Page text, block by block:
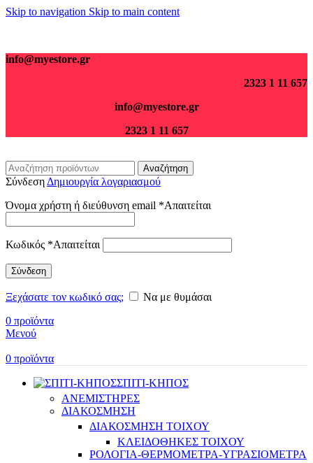
Skip to navigation Skip to main content
info@myestore.gr
2323 1 11 657
info@myestore.gr
2323 1 11 657
Αναζήτηση
Σύνδεση Δημιουργία λογαριασμού
Όνομα χρήστη ή διεύθυνση email *Απαιτείται
Κωδικός *Απαιτείται
Σύνδεση
Ξεχάσατε τον κωδικό σας;
Να με θυμάσαι
0 προϊόντα
Μενού
0 προϊόντα
ΣΠΙΤΙ-ΚΗΠΟΣ
ΑΝΕΜΙΣΤΗΡΕΣ
ΔΙΑΚΟΣΜΗΣΗ
ΔΙΑΚΟΣΜΗΣΗ ΤΟΙΧΟΥ
ΚΛΕΙΔΟΘΗΚΕΣ ΤΟΙΧΟΥ
ΡΟΛΟΓΙΑ-ΘΕΡΜΟΜΕΤΡΑ-ΥΓΡΑΣΙΟΜΕΤΡΑ